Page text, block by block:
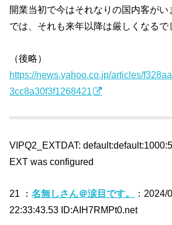
開業当初で今はそれなりの国内客がい
では、それも来年以降は厳しくなるで
（後略）
https://news.yahoo.co.jp/articles/
3cc8a30f3f1268421
VIPQ2_EXTDAT:
EXT was configured
21 ：名無しさん＠涙目です。
：2024/
22:33:43.53 ID:AIH7RMPt0.net